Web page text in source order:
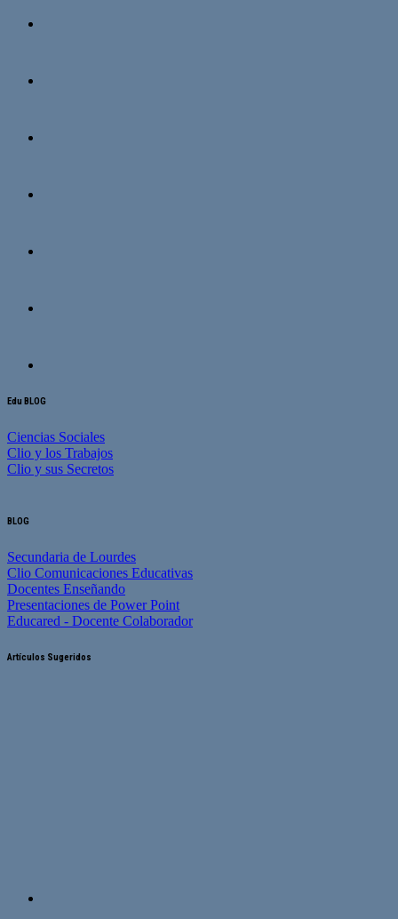
Edu BLOG
Ciencias Sociales
Clio y los Trabajos
Clio y sus Secretos
BLOG
Secundaria de Lourdes
Clio Comunicaciones Educativas
Docentes Enseñando
Presentaciones de Power Point
Educared - Docente Colaborador
Artículos Sugeridos